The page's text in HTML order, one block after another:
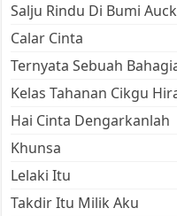
Salju Rindu Di Bumi
Calar Cinta
Ternyata Sebuah
Kelas Tahanan Cikgu
Hai Cinta Dengarkanlah
Khunsa
Lelaki Itu
Takdir Itu Milik Aku